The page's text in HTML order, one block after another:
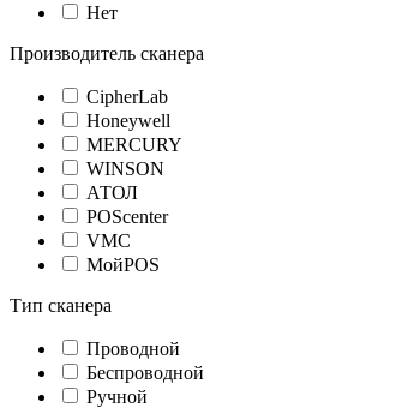
Нет
Производитель сканера
CipherLab
Honeywell
MERCURY
WINSON
АТОЛ
POScenter
VMC
МойPOS
Тип сканера
Проводной
Беспроводной
Ручной